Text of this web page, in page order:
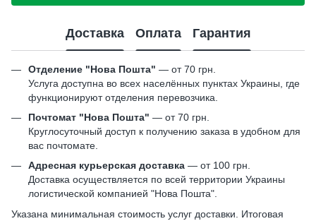
Доставка Оплата Гарантия
Отделение "Нова Пошта" — от 70 грн.
Услуга доступна во всех населённых пунктах Украины, где
функционируют отделения перевозчика.
Почтомат "Нова Пошта" — от 70 грн.
Круглосуточный доступ к получению заказа в удобном для
вас почтомате.
Адресная курьерская доставка — от 100 грн.
Доставка осуществляется по всей территории Украины
логистической компанией "Нова Пошта".
Указана минимальная стоимость услуг доставки. Итоговая